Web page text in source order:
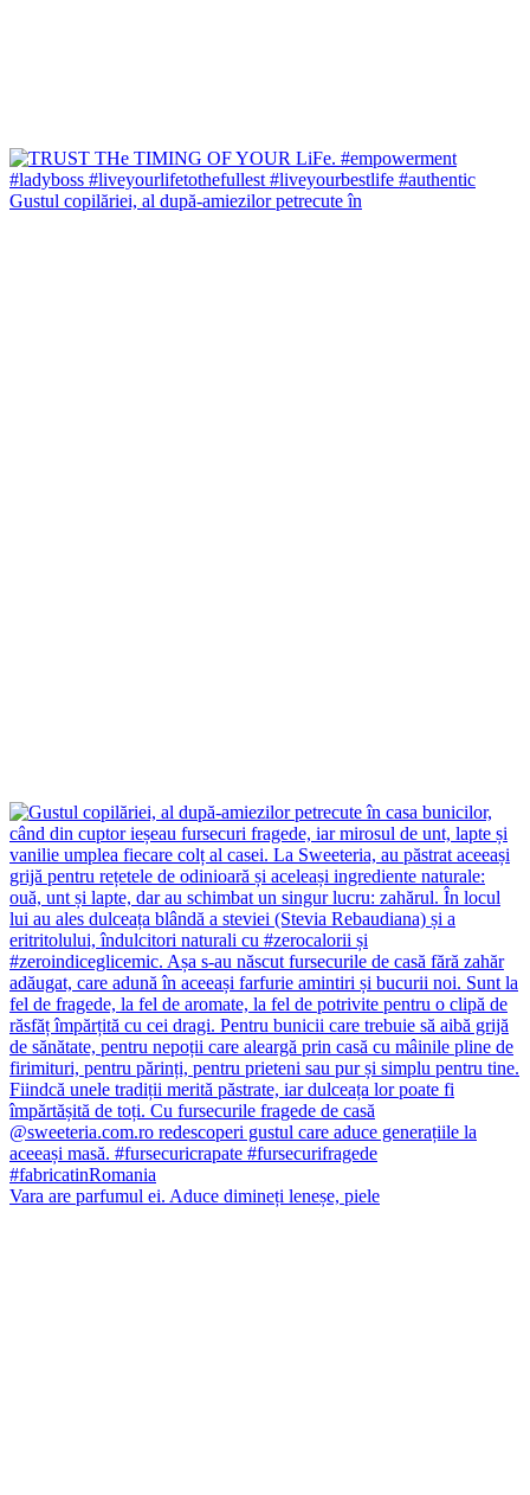
Gustul copilăriei, al după-amiezilor petrecute în
Vara are parfumul ei. Aduce dimineți leneșe, piele